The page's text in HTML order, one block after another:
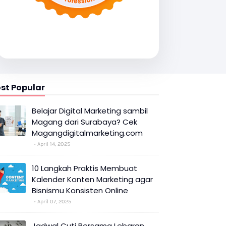
Popular
Belajar Digital Marketing sambil
Magang dari Surabaya? Cek
Magangdigitalmarketing.com
April 14, 2025
10 Langkah Praktis Membuat
Kalender Konten Marketing agar
Bisnismu Konsisten Online
April 07, 2025